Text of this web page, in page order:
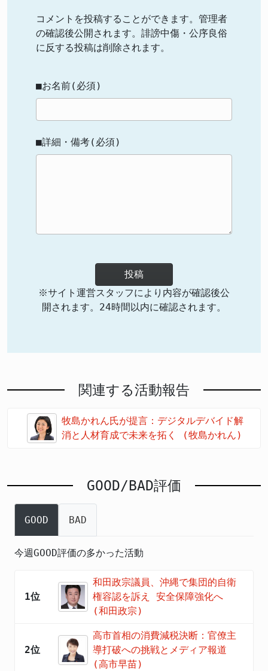
コメントを投稿することができます。管理者
の確認後公開されます。誹謗中傷・公序良俗
に反する投稿は削除されます。
■お名前(必須)
■詳細・備考(必須)
投稿
※サイト運営スタッフにより内容が確認後公
開されます。24時間以内に確認されます。
関連する活動報告
牧島かれん氏が提言：デジタルデバイド解
消と人材育成で未来を拓く (牧島かれん)
GOOD/BAD評価
GOOD BAD
今週GOOD評価の多かった活動
1位
和田政宗議員、沖縄で集団的自衛
権容認を訴え 安全保障強化へ
(和田政宗)
2位
高市首相の消費減税決断：官僚主
導打破への挑戦とメディア報道
(高市早苗)